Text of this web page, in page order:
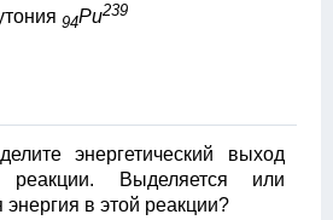
94Pu239
энергетический выход
реакции. Выделяется или
энергия в этой реакции?